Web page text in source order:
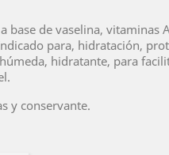
base de vaselina, vitaminas
para, hidratación,
hidratante, para
y conservante.